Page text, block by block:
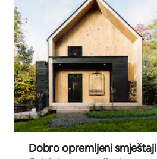
Dobro opremljeni smještaji